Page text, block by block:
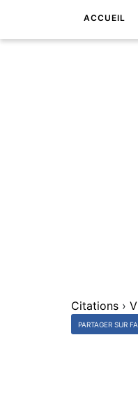
ACCUEIL
Citations ›
PARTAGER SUR